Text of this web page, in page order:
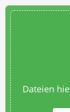
Dateien